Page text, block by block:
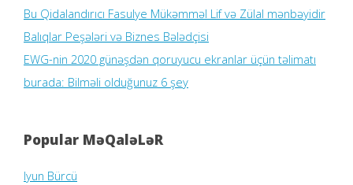
Bu Qidalandırıcı Fasulye Mükəmməl Lif və Zülal mənbəyidir
Balıqlar Peşələri və Biznes Bələdçisi
EWG-nin 2020 günəşdən qoruyucu ekranlar üçün təlimatı
burada: Bilməli olduğunuz 6 şey
Popular MəQaləLəR
Iyun Bürcü